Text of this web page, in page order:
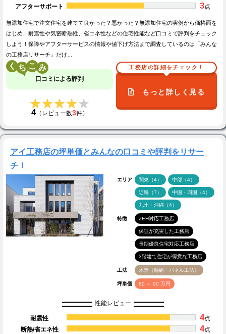
アフターサポート
3点
無添加住宅で注文住宅を建てて良かった？悪かった？無添加住宅の実例から価格面を
はじめ、耐震性や気密断熱性、省エネ性などの住宅性能など口コミで評判をチェック
しよう！保障やアフターサービスの情報や値下げ方法まで調査しているのは「みんな
の工務店リサーチ」だけ…
く こ
口コミによる評判
★★★★★
★★★★★
4（レビュー数3件）
工務店の詳細をチェック！
もっと詳しく見る
アイ工務店の坪単価とみんなの口コミや評判をリサー
チ！
エリア 関東（4） 中部（4）
近畿（7） 中国・四国（4）
九州・沖縄（4）
特徴 ZEH対応工務店
保証が充実した工務店
長期優良住宅対応工務店
3階建て住宅が得意な工務店
工法 木造（軸組・パネル工法）
坪単価 80 ～ 90 万円
性能レビュー
耐震性 4点
断熱/省エネ性
4点